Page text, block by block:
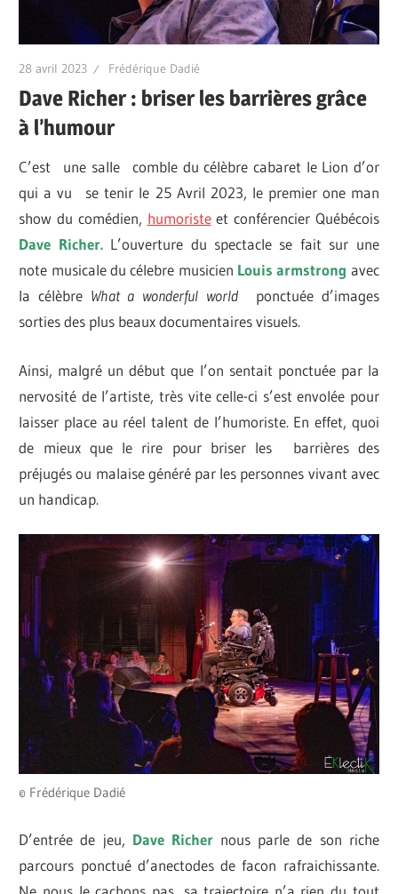
28 avril 2023 Frédérique Dadié
Dave Richer : briser les barrières grâce
à l’humour
C’est une salle comble du célèbre cabaret le Lion d’or
qui a vu se tenir le 25 Avril 2023, le premier one man
show du comédien, humoristeet conférencier Québécois
Dave Richer.L’ouverture du spectacle se fait sur une
note musicale du célebre musicien Louis armstrong avec
la célèbre What a wonderful worldponctuée d’images
sorties des plus beaux documentaires visuels.
Ainsi, malgré un début que l’on sentait ponctuée par la
nervosité de l’artiste, très vite celle-ci s’est envolée pour
laisser place au réel talent de l’humoriste. En effet, quoi
de mieux que le rire pour briser les barrières des
préjugés ou malaise généré par les personnes vivant avec
un handicap.
© Frédérique Dadié
D’entrée de jeu, Dave Richernous parle de son riche
parcours ponctué d’anectodes de facon rafraichissante.